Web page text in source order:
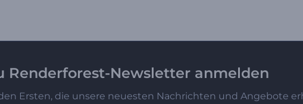
Renderforest-Newsletter anmelden
Ersten, die unsere neuesten Nachrichten und Angebote